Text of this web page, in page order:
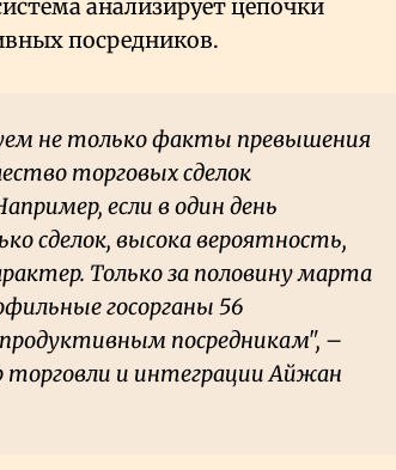
анализирует цепочки
посредников.
не только факты превышения
торговых сделок
если в один день
сделок, высока вероятность,
Только за половину марта
госорганы 56
посредникам", –
торговли и интеграции Айжан